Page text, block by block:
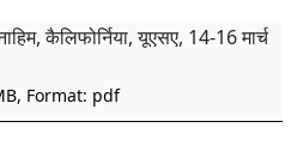
कैलिफोर्निया, यूएसए, 14-16 मार्च
Format: pdf